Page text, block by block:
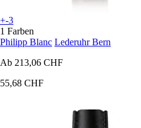
+-3
1 Farben
Philipp Blanc Lederuhr Bern
Ab 213,06 CHF
55,68 CHF